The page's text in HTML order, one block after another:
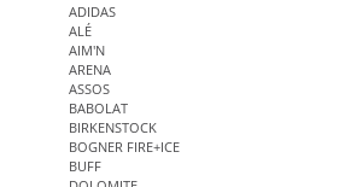
ADIDAS
ALÉ
AIM'N
ARENA
ASSOS
BABOLAT
BIRKENSTOCK
BOGNER FIRE+ICE
BUFF